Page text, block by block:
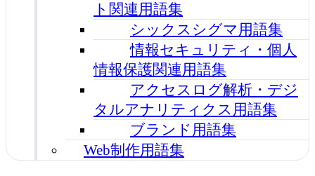
ト関連用語集
シックスシグマ用語集
情報セキュリティ・個人
情報保護関連用語集
アクセスログ解析・デジ
タルアナリティクス用語集
ブランド用語集
Web制作用語集